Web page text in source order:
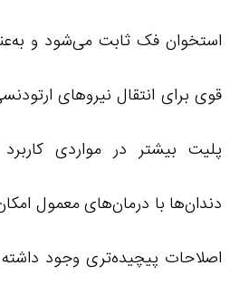
استخوان فک ثابت می‌شود و
قوی برای انتقال نیروهای
پلیت بیشتر در مواردی
دندان‌ها با درمان‌های معمول
اصلاحات پیچیده‌تری وجود